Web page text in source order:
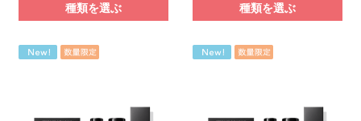
種類を選ぶ 種類を選ぶ